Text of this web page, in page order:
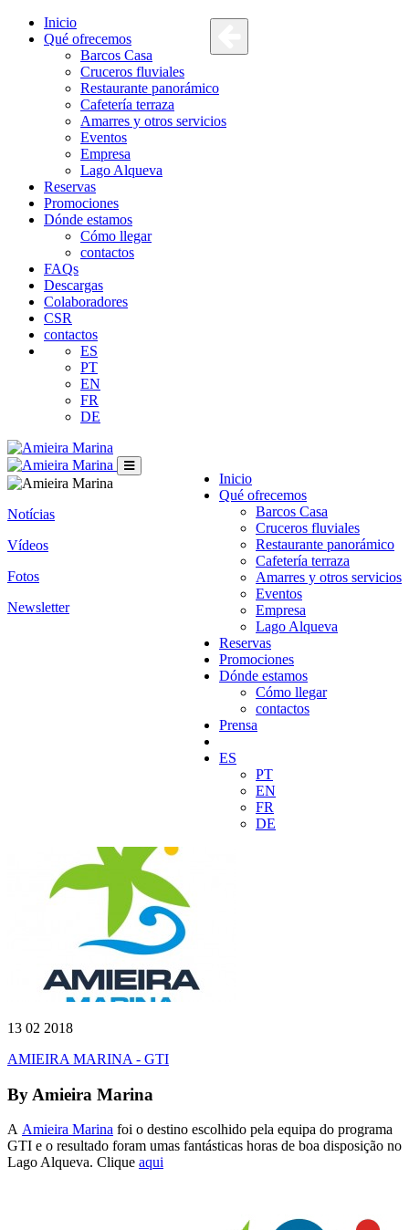
Inicio
Qué ofrecemos
Barcos Casa
Cruceros fluviales
Restaurante panorámico
Cafetería terraza
Amarres y otros servicios
Eventos
Empresa
Lago Alqueva
Reservas
Promociones
Dónde estamos
Cómo llegar
contactos
FAQs
Descargas
Colaboradores
CSR
contactos
ES
PT
EN
FR
DE
Inicio
Qué ofrecemos
Barcos Casa
Cruceros fluviales
Restaurante panorámico
Cafetería terraza
Amarres y otros servicios
Eventos
Empresa
Lago Alqueva
Reservas
Promociones
Dónde estamos
Cómo llegar
contactos
Prensa
ES
PT
EN
FR
DE
Notícias
Vídeos
Fotos
Newsletter
13 02 2018
AMIEIRA MARINA - GTI
By Amieira Marina
A Amieira Marina foi o destino escolhido pela equipa do programa
GTI e o resultado foram umas fantásticas horas de boa disposição no
Lago Alqueva. Clique aqui